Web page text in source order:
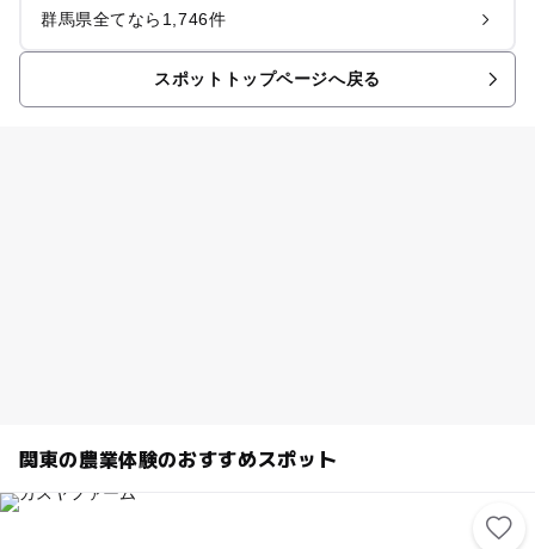
群馬県全てなら1,746件
スポットトップページへ戻る
関東の農業体験のおすすめスポット